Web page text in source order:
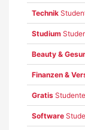
Technik
Studium
Beauty &
Finanzen &
Gratis
Software